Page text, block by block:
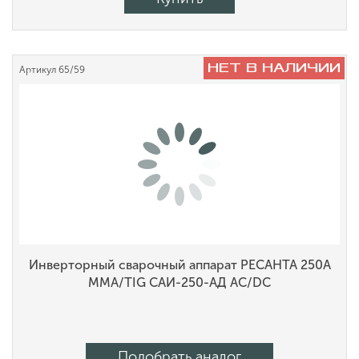
НЕТ В НАЛИЧИИ
Артикул 65/59
Инверторный сварочный аппарат РЕСАНТА 250А
MMA/TIG САИ-250-АД AC/DC